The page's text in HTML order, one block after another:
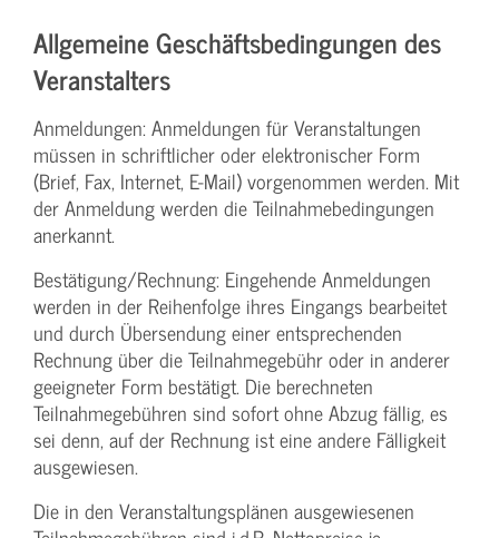
Allgemeine Geschäftsbedingungen des
Veranstalters
Anmeldungen: Anmeldungen für Veranstaltungen
müssen in schriftlicher oder elektronischer Form
(Brief, Fax, Internet, E-Mail) vorgenommen werden. Mit
der Anmeldung werden die Teilnahme­bedingungen
anerkannt.
Bestätigung­/Rechnung: Eingehende Anmeldungen
werden in der Reihenfolge ihres Eingangs bearbeitet
und durch Übersendung einer entsprechenden
Rechnung über die Teilnahmegebühr oder in anderer
geeigneter Form bestätigt. Die berechneten
Teilnahmegebühren sind sofort ohne Abzug fällig, es
sei denn, auf der Rechnung ist eine andere Fälligkeit
ausgewiesen.
Die in den Veranstaltungsplänen ausgewiesenen